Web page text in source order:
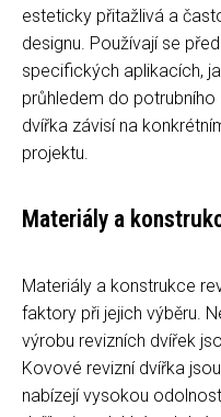
esteticky přitažlivá a
designu. Používají se
specifických aplikacích,
průhledem do
dvířka závisí na
projektu.
Materiály a
Materiály a konstrukce
faktory při jejich výběru.
výrobu revizních dvířek
Kovové revizní dvířka
nabízejí vysokou